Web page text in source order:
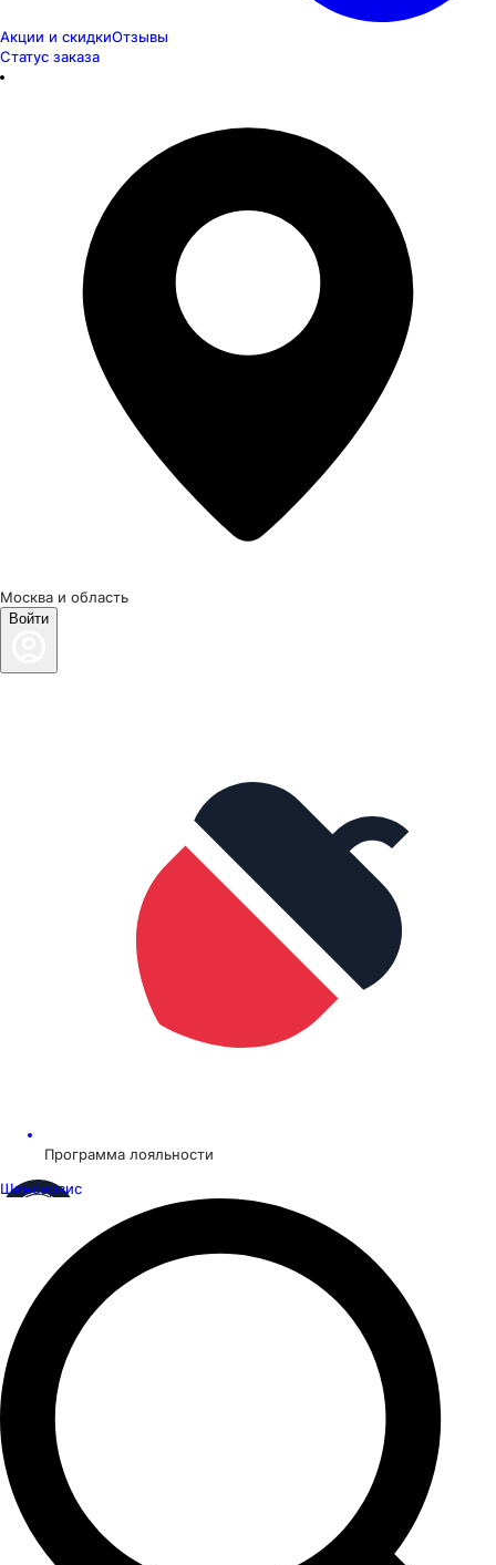
Акции и скидкиОтзывы
Статус заказа
Москва и область
Войти
Программа лояльности
Шинсервис